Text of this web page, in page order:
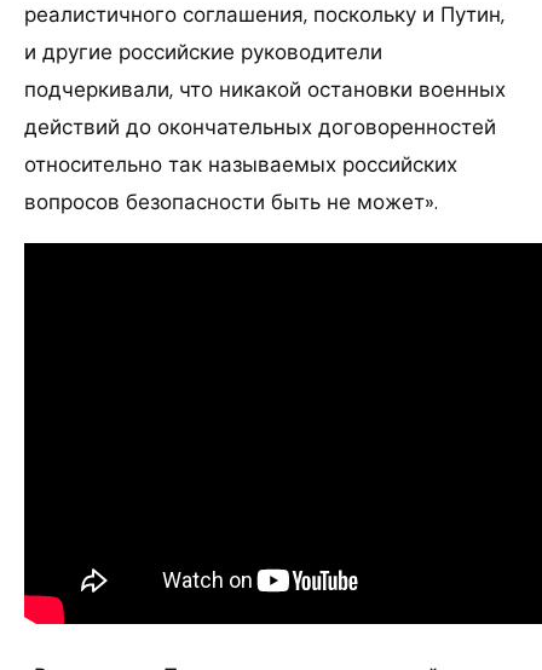
реалистичного соглашения, поскольку и Путин,
и другие российские руководители
подчеркивали, что никакой остановки военных
действий до окончательных договоренностей
относительно так называемых российских
вопросов безопасности быть не может».